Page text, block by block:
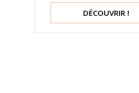
DÉCOUVRIR !